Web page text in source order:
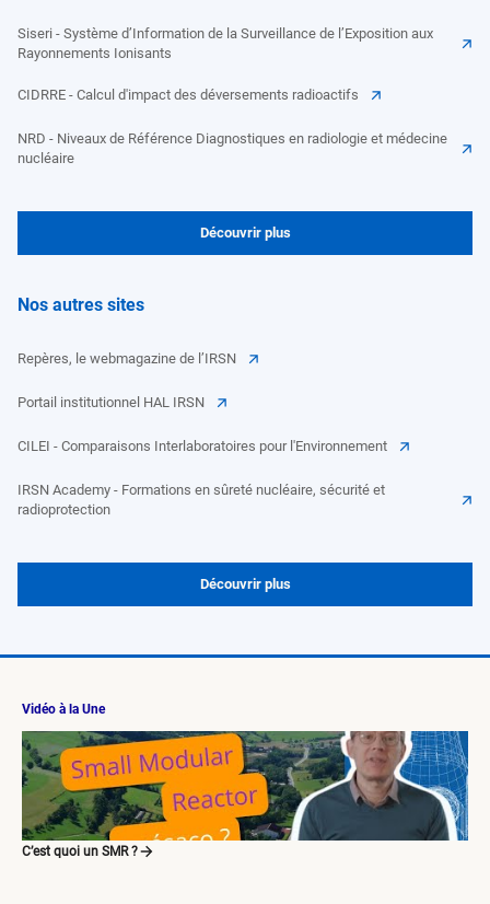
Siseri - Système d’Information de la Surveillance de l’Exposition aux
Rayonnements Ionisants
CIDRRE - Calcul d'impact des déversements radioactifs
NRD - Niveaux de Référence Diagnostiques en radiologie et médecine
nucléaire
Découvrir plus
Nos autres sites
Repères, le webmagazine de l’IRSN
Portail institutionnel HAL IRSN
CILEI - Comparaisons Interlaboratoires pour l'Environnement
IRSN Academy - Formations en sûreté nucléaire, sécurité et
radioprotection
Découvrir plus
Vidéo à la Une
C’est quoi un SMR ?